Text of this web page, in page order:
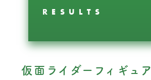
RESULTS
仮面ライダーフィギュア